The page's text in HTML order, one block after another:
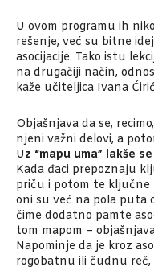
U ovom programu ih
rešenje, već su bitne
asocijacije. Tako istu
na drugačiji način,
kaže učiteljica Ivana
Objašnjava da se,
njeni važni delovi, a
Uz “mapu uma” lakše
Kada đaci prepoznaju
priču i potom te ključne
oni su već na pola puta
čime dodatno pamte
tom mapom –
Napominje da je kroz
rogobatnu ili čudnu